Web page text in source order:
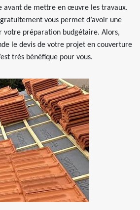
avant de mettre en œuvre les travaux.
vous permet d’avoir une
votre préparation budgétaire. Alors,
le devis de votre projet en couverture
très bénéfique pour vous.